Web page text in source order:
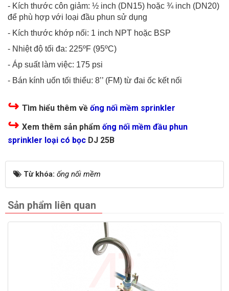
- Kích thước côn giảm: ½ inch (DN15) hoặc ¾ inch (DN20)
để phù hợp với loại đầu phun sử dụng
- Kích thước khớp nối: 1 inch NPT hoặc BSP
- Nhiệt độ tối đa: 225ºF (95ºC)
- Áp suất làm việc: 175 psi
- Bán kính uốn tối thiểu: 8’’ (FM) từ đai ốc kết nối
↪ Tìm hiểu thêm về ống nối mềm sprinkler
↪ Xem thêm sản phẩm ống nối mềm đầu phun
sprinkler loại có bọc DJ 25B
Từ khóa: ống nối mềm
Sản phẩm liên quan